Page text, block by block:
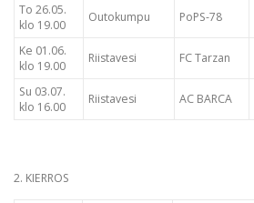
To 26.05.
klo 19.00
Outokumpu PoPS-78
Ke 01.06.
klo 19.00
Riistavesi FC Tarzan
Su 03.07.
klo 16.00
Riistavesi AC BARCA
2. KIERROS